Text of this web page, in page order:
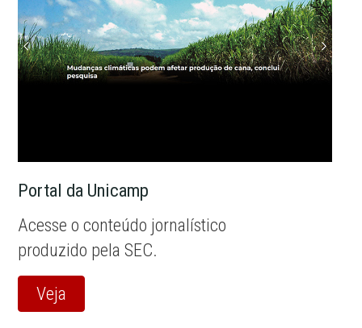
Portal da Unicamp
Acesse o conteúdo jornalístico
produzido pela SEC.
Veja